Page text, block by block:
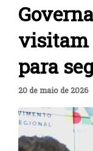
visitam
para
20 de maio de 2026